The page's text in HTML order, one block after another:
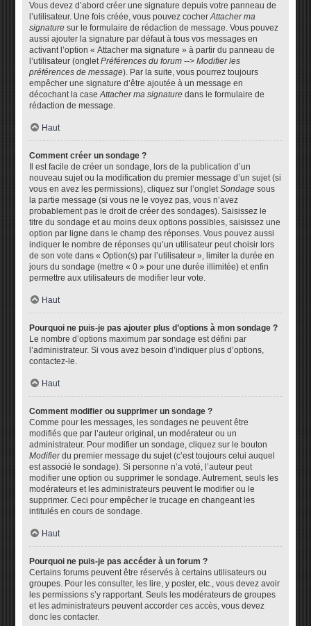
Vous devez d’abord créer une signature depuis votre panneau de
l’utilisateur. Une fois créée, vous pouvez cocherAttacher ma
signature sur le formulaire de rédaction de message. Vous pouvez
aussi ajouter la signature par défaut à tous vos messages en
activant l’option « Attacher ma signature » à partir du panneau de
l’utilisateur (ongletPréférences du forum --> Modifier les
préférences de message). Par la suite, vous pourrez toujours
empêcher une signature d’être ajoutée à un message en
décochant la caseAttacher ma signature dans le formulaire de
rédaction de message.
Haut
Comment créer un sondage ?
Il est facile de créer un sondage, lors de la publication d’un
nouveau sujet ou la modification du premier message d’un sujet (si
vous en avez les permissions), cliquez sur l’ongletSondage sous
la partie message (si vous ne le voyez pas, vous n’avez
probablement pas le droit de créer des sondages). Saisissez le
titre du sondage et au moins deux options possibles, saisissez une
option par ligne dans le champ des réponses. Vous pouvez aussi
indiquer le nombre de réponses qu’un utilisateur peut choisir lors
de son vote dans « Option(s) par l’utilisateur », limiter la durée en
jours du sondage (mettre « 0 » pour une durée illimitée) et enfin
permettre aux utilisateurs de modifier leur vote.
Haut
Pourquoi ne puis-je pas ajouter plus d’options à mon sondage ?
Le nombre d’options maximum par sondage est défini par
l’administrateur. Si vous avez besoin d’indiquer plus d’options,
contactez-le.
Haut
Comment modifier ou supprimer un sondage ?
Comme pour les messages, les sondages ne peuvent être
modifiés que par l’auteur original, un modérateur ou un
administrateur. Pour modifier un sondage, cliquez sur le bouton
Modifierdu premier message du sujet (c’est toujours celui auquel
est associé le sondage). Si personne n’a voté, l’auteur peut
modifier une option ou supprimer le sondage. Autrement, seuls les
modérateurs et les administrateurs peuvent le modifier ou le
supprimer. Ceci pour empêcher le trucage en changeant les
intitulés en cours de sondage.
Haut
Pourquoi ne puis-je pas accéder à un forum ?
Certains forums peuvent être réservés à certains utilisateurs ou
groupes. Pour les consulter, les lire, y poster, etc., vous devez avoir
les permissions s’y rapportant. Seuls les modérateurs de groupes
et les administrateurs peuvent accorder ces accès, vous devez
donc les contacter.